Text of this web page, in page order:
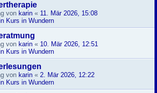
von karin « 11. Mär 2026, 15:08
Kurs in Wundern
von karin « 10. Mär 2026, 12:51
Kurs in Wundern
von karin « 2. Mär 2026, 12:22
Kurs in Wundern